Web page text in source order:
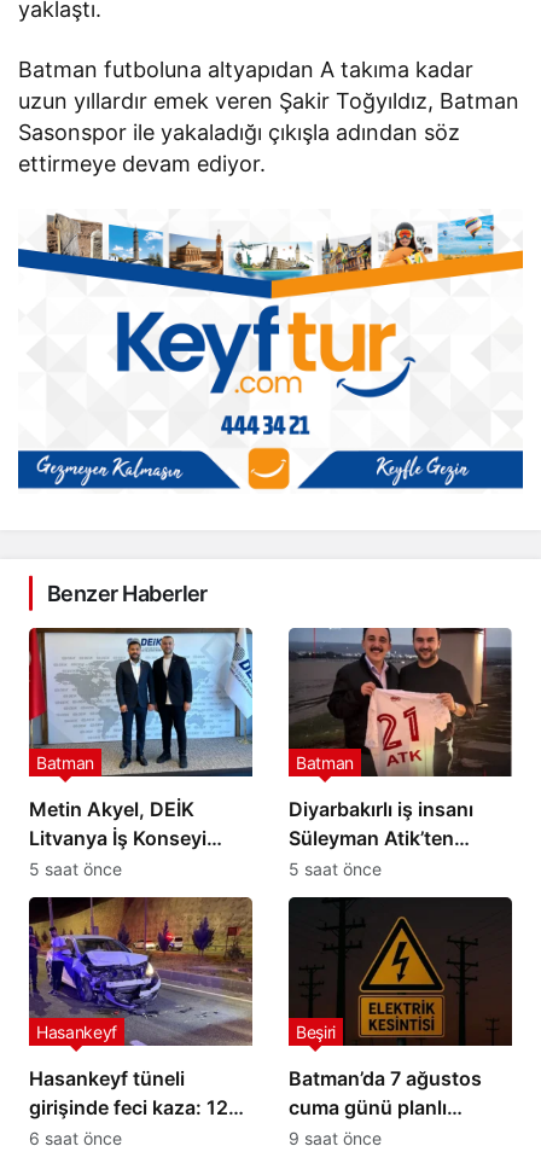
yaklaştı.
Batman futboluna altyapıdan A takıma kadar
uzun yıllardır emek veren Şakir Toğyıldız, Batman
Sasonspor ile yakaladığı çıkışla adından söz
ettirmeye devam ediyor.
Benzer Haberler
Metin Akyel, DEİK
Litvanya İş Konseyi
Üyeliğine Seçildi
Batman
5 saat önce
Diyarbakırlı iş insanı
Süleyman Atik’ten
Petrolspor’a 2 Milyon TL
destek
Batman
5 saat önce
Hasankeyf tüneli
girişinde feci kaza: 12
yaralı
Hasankeyf
6 saat önce
Batman’da 7 ağustos
cuma günü planlı
elektrik kesintisi: İşte
Beşiri
9 saat önce